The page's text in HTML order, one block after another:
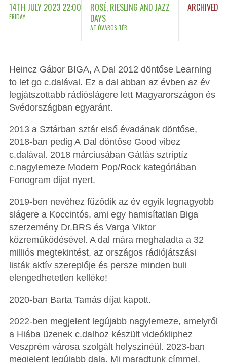
14TH JULY 2023 22:00
FRIDAY
ROSÉ, RIESLING AND JAZZ
DAYS
AT ÓVÁROS TÉR
ARCHIVED
Heincz Gábor BIGA, A Dal 2012 döntőse Learning
to let go c.dalával. Ez a dal abban az évben az év
legjátszottabb rádióslágere lett Magyarországon és
Svédországban egyaránt.
2013 a Sztárban sztár első évadának döntőse,
2018-ban pedig A Dal döntőse Good vibez
c.dalával. 2018 márciusában Gátlás sztriptíz
c.nagylemeze Modern Pop/Rock kategóriában
Fonogram dijat nyert.
2019-ben nevéhez fűződik az év egyik legnagyobb
slágere a Koccintós, ami egy hamisítatlan Biga
szerzemény Dr.BRS és Varga Viktor
közreműködésével. A dal mára meghaladta a 32
milliós megtekintést, az országos rádiójátszási
listák aktív szereplője és persze minden buli
elengedhetetlen kelléke!
2020-ban Barta Tamás díjat kapott.
2022-ben megjelent legújabb nagylemeze, amelyről
a Hiába üzenek c.dalhoz készült videókliphez
Veszprém városa szolgált helyszínéül. 2023-ban
megjelent legújabb dala, Mi maradtunk címmel.